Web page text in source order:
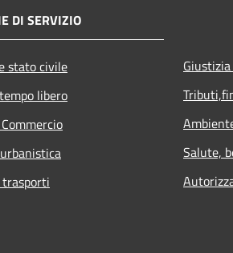
DI SERVIZIO
stato civile
libero
Salute,